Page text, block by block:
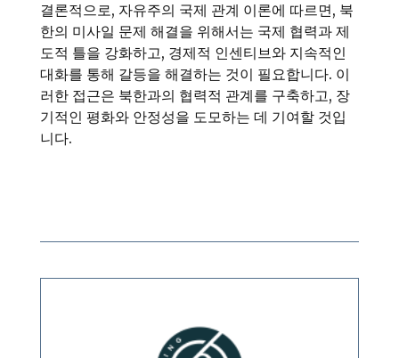
결론적으로, 자유주의 국제 관계 이론에 따르면, 북
한의 미사일 문제 해결을 위해서는 국제 협력과 제
도적 틀을 강화하고, 경제적 인센티브와 지속적인
대화를 통해 갈등을 해결하는 것이 필요합니다. 이
러한 접근은 북한과의 협력적 관계를 구축하고, 장
기적인 평화와 안정성을 도모하는 데 기여할 것입
니다.